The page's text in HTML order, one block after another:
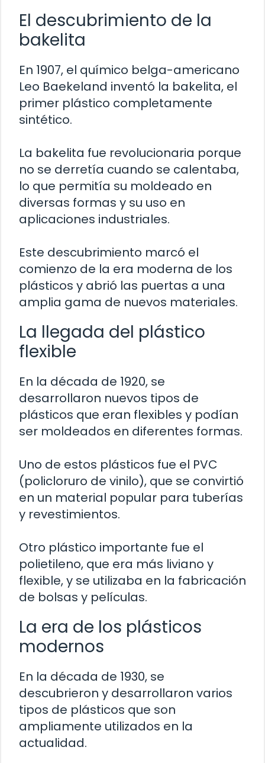
El descubrimiento de la
bakelita
En 1907, el químico belga-americano
Leo Baekeland inventó la bakelita, el
primer plástico completamente
sintético.
La bakelita fue revolucionaria porque
no se derretía cuando se calentaba,
lo que permitía su moldeado en
diversas formas y su uso en
aplicaciones industriales.
Este descubrimiento marcó el
comienzo de la era moderna de los
plásticos y abrió las puertas a una
amplia gama de nuevos materiales.
La llegada del plástico
flexible
En la década de 1920, se
desarrollaron nuevos tipos de
plásticos que eran flexibles y podían
ser moldeados en diferentes formas.
Uno de estos plásticos fue el PVC
(policloruro de vinilo), que se convirtió
en un material popular para tuberías
y revestimientos.
Otro plástico importante fue el
polietileno, que era más liviano y
flexible, y se utilizaba en la fabricación
de bolsas y películas.
La era de los plásticos
modernos
En la década de 1930, se
descubrieron y desarrollaron varios
tipos de plásticos que son
ampliamente utilizados en la
actualidad.